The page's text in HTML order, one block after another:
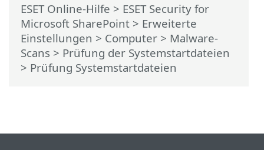
ESET Online-Hilfe > ESET Security for
Microsoft SharePoint > Erweiterte
Einstellungen > Computer > Malware-
Scans > Prüfung der Systemstartdateien
> Prüfung Systemstartdateien